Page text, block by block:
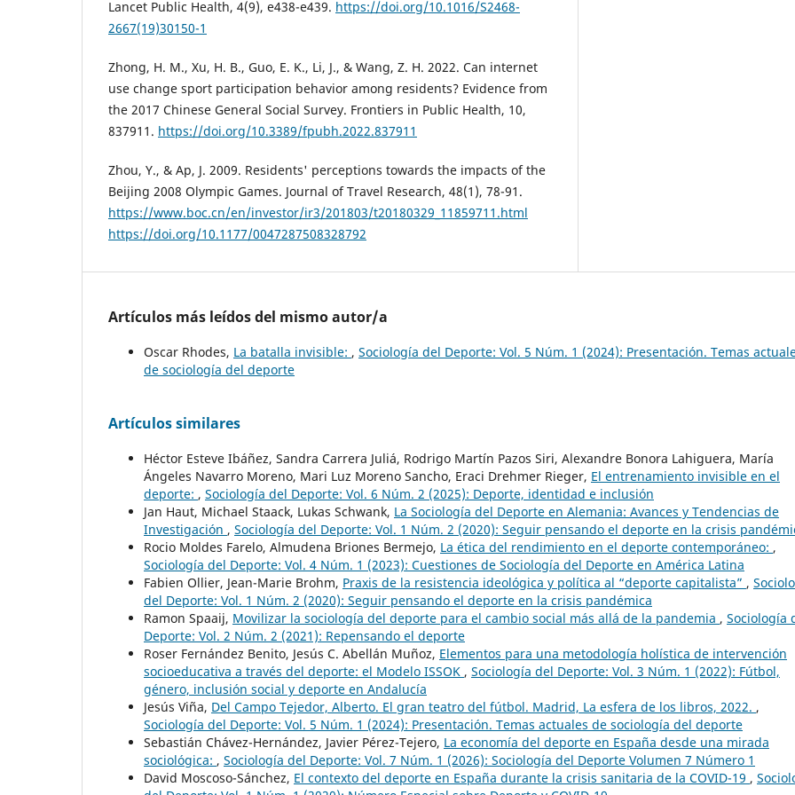
Lancet Public Health, 4(9), e438-e439. https://doi.org/10.1016/S2468-
2667(19)30150-1
Zhong, H. M., Xu, H. B., Guo, E. K., Li, J., & Wang, Z. H. 2022. Can internet
use change sport participation behavior among residents? Evidence from
the 2017 Chinese General Social Survey. Frontiers in Public Health, 10,
837911. https://doi.org/10.3389/fpubh.2022.837911
Zhou, Y., & Ap, J. 2009. Residents' perceptions towards the impacts of the
Beijing 2008 Olympic Games. Journal of Travel Research, 48(1), 78-91.
https://www.boc.cn/en/investor/ir3/201803/t20180329_11859711.html
https://doi.org/10.1177/0047287508328792
Artículos más leídos del mismo autor/a
Oscar Rhodes, La batalla invisible: , Sociología del Deporte: Vol. 5 Núm. 1 (2024): Presentación. Temas
de sociología del deporte
Artículos similares
Héctor Esteve Ibáñez, Sandra Carrera Juliá, Rodrigo Martín Pazos Siri, Alexandre Bonora Lahiguera, María
Ángeles Navarro Moreno, Mari Luz Moreno Sancho, Eraci Drehmer Rieger, El entrenamiento invisible en el
deporte: , Sociología del Deporte: Vol. 6 Núm. 2 (2025): Deporte, identidad e inclusión
Jan Haut, Michael Staack, Lukas Schwank, La Sociología del Deporte en Alemania: Avances y Tendencias de
Investigación , Sociología del Deporte: Vol. 1 Núm. 2 (2020): Seguir pensando el deporte en la crisis
Rocio Moldes Farelo, Almudena Briones Bermejo, La ética del rendimiento en el deporte contemporáneo: ,
Sociología del Deporte: Vol. 4 Núm. 1 (2023): Cuestiones de Sociología del Deporte en América Latina
Fabien Ollier, Jean-Marie Brohm, Praxis de la resistencia ideológica y política al “deporte capitalista” ,
del Deporte: Vol. 1 Núm. 2 (2020): Seguir pensando el deporte en la crisis pandémica
Ramon Spaaij, Movilizar la sociología del deporte para el cambio social más allá de la pandemia , Sociología
Deporte: Vol. 2 Núm. 2 (2021): Repensando el deporte
Roser Fernández Benito, Jesús C. Abellán Muñoz, Elementos para una metodología holística de intervención
socioeducativa a través del deporte: el Modelo ISSOK , Sociología del Deporte: Vol. 3 Núm. 1 (2022): Fútbol,
género, inclusión social y deporte en Andalucía
Jesús Viña, Del Campo Tejedor, Alberto. El gran teatro del fútbol. Madrid, La esfera de los libros, 2022. ,
Sociología del Deporte: Vol. 5 Núm. 1 (2024): Presentación. Temas actuales de sociología del deporte
Sebastián Chávez-Hernández, Javier Pérez-Tejero, La economía del deporte en España desde una mirada
sociológica: , Sociología del Deporte: Vol. 7 Núm. 1 (2026): Sociología del Deporte Volumen 7 Número 1
David Moscoso-Sánchez, El contexto del deporte en España durante la crisis sanitaria de la COVID-19 ,